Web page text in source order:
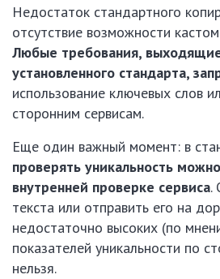
Недостаток стандартного
отсутствие возможности
Любые требования,
установленного стандарта,
использование ключевых слов
сторонним сервисам.
Еще один важный момент: в
проверять уникальность
внутренней проверке сервиса.
текста или отправить его на
недостаточно высоких (по
показателей уникальности по
нельзя.